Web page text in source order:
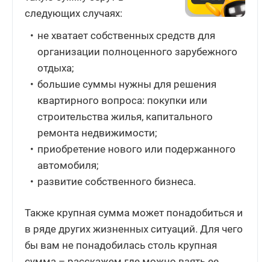
следующих случаях:
не хватает собственных средств для
организации полноценного зарубежного
отдыха;
большие суммы нужны для решения
квартирного вопроса: покупки или
строительства жилья, капитального
ремонта недвижимости;
приобретение нового или подержанного
автомобиля;
развитие собственного бизнеса.
Также крупная сумма может понадобиться и
в ряде других жизненных ситуаций. Для чего
бы вам не понадобилась столь крупная